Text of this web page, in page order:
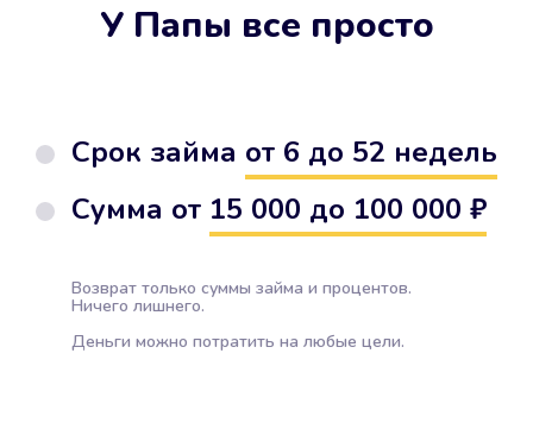
У Папы все просто
Срок займа от 6 до 52 недель
Сумма от 15 000 до 100 000 ₽
Возврат только суммы займа и процентов.
Ничего лишнего.
Деньги можно потратить на любые цели.